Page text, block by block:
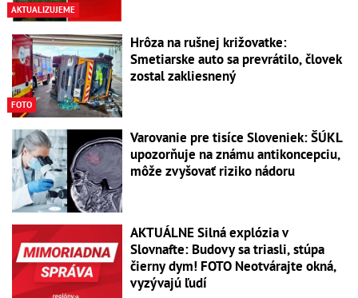
AKTUALIZUJEME
FOTO
Hrôza na rušnej križovatke:
Smetiarske auto sa prevrátilo, človek
zostal zakliesnený
Varovanie pre tisíce Sloveniek: ŠÚKL
upozorňuje na známu antikoncepciu,
môže zvyšovať riziko nádoru
AKTUÁLNE Silná explózia v
Slovnafte: Budovy sa triasli, stúpa
čierny dym! FOTO Neotvárajte okná,
vyzývajú ľudí